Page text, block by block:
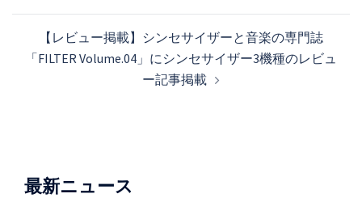
【レビュー掲載】シンセサイザーと音楽の専門誌
「FILTER Volume.04」にシンセサイザー3機種のレビュ
ー記事掲載
最新ニュース